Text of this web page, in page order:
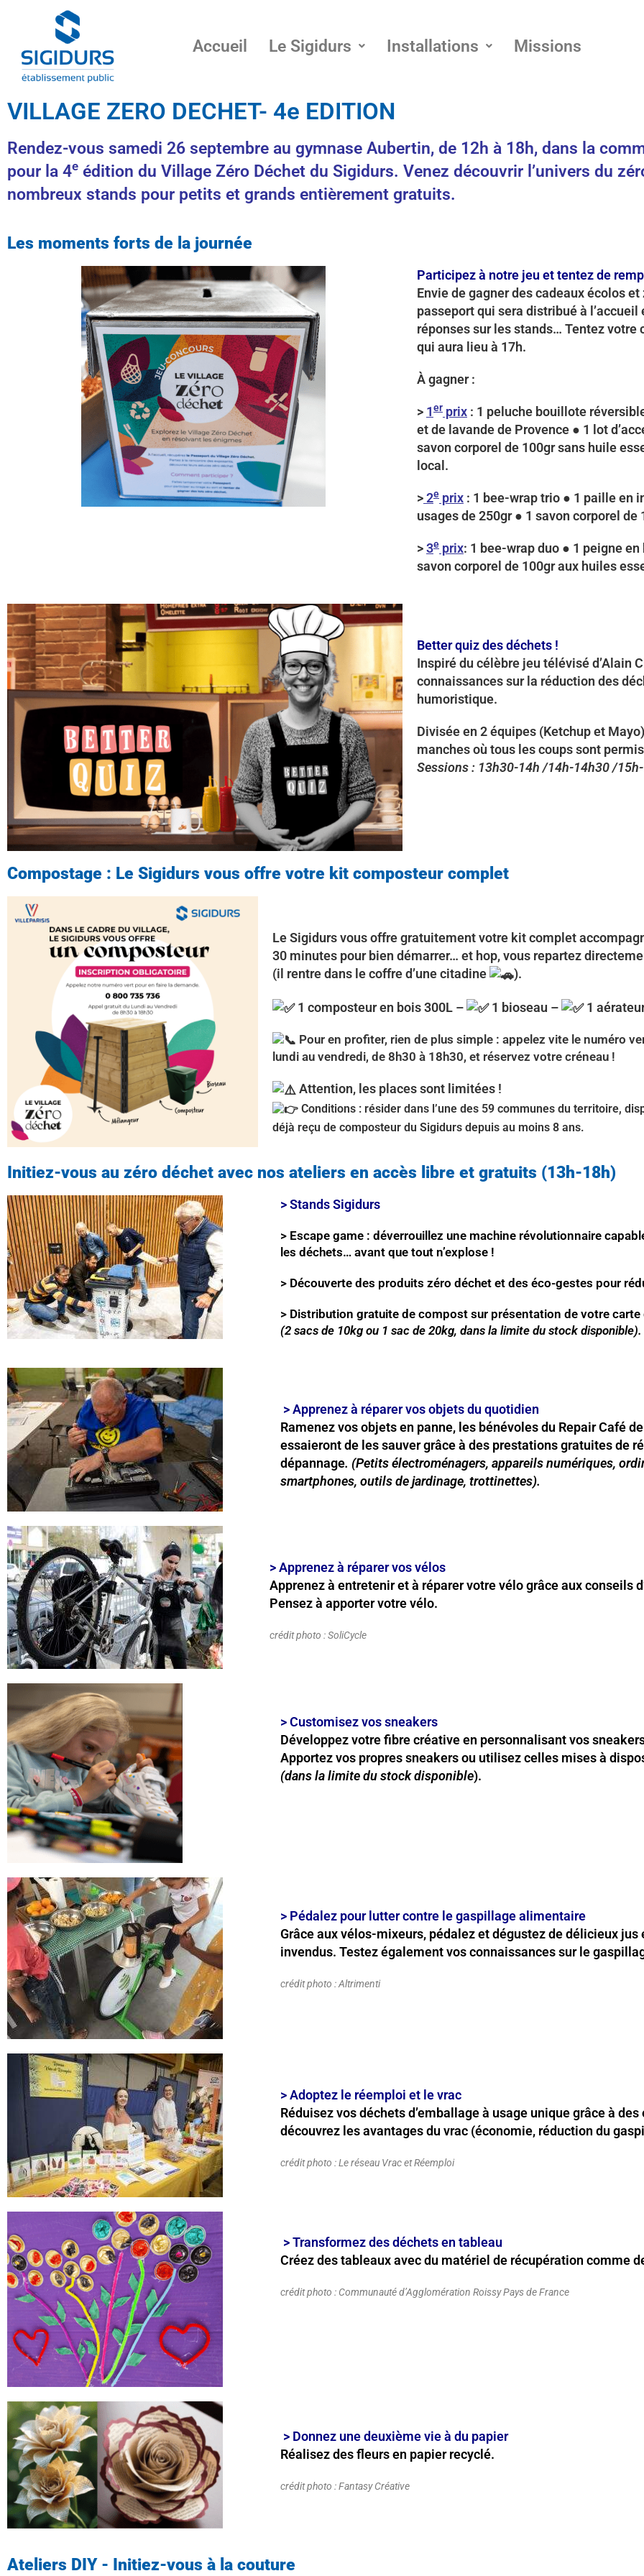
Accueil Le Sigidurs Installations Missions
VILLAGE ZERO DECHET- 4e EDITION
Rendez-vous samedi 26 septembre au gymnase Aubertin, de 12h à 18h, dans la
pour la 4e édition du Village Zéro Déchet du Sigidurs. Venez découvrir l’univers du
nombreux stands pour petits et grands entièrement gratuits.
Les moments forts de la journée
Participez à notre jeu et tentez de
Envie de gagner des cadeaux écolos
passeport qui sera distribué à
réponses sur les stands… Tentez votre
qui aura lieu à 17h.
À gagner :
> 1er prix : 1 peluche bouillote
et de lavande de Provence ● 1 lot
savon corporel de 100gr sans huile
local.
>2e prix : 1 bee-wrap trio ● 1 paille en
usages de 250gr ● 1 savon corporel
>3e prix: 1 bee-wrap duo ● 1 peigne
savon corporel de 100gr aux huiles
Better quiz des déchets !
Inspiré du célèbre jeu télévisé d’Alain
connaissances sur la réduction des
humoristique.
Divisée en 2 équipes (Ketchup et
manches où tous les coups sont
Sessions : 13h30-14h /14h-14h30 /
Compostage : Le Sigidurs vous offre votre kit composteur complet
Le Sigidurs vous offre gratuitement votre kit complet
30 minutes pour bien démarrer… et hop, vous repartez
(il rentre dans le coffre d’une citadine
).
1 composteur en bois 300L – 1 bioseau – 1
Pour en profiter, rien de plus simple : appelez vite le numéro
lundi au vendredi, de 8h30 à 18h30, et réservez votre créneau !
Attention, les places sont limitées !
Conditions : résider dans l’une des 59 communes du territoire,
déjà reçu de composteur du Sigidurs depuis au moins 8 ans.
Initiez-vous au zéro déchet avec nos ateliers en accès libre et gratuits (13h-18h)
>Stands Sigidurs
> Escape game : déverrouillez une machine révolutionnaire
les déchets… avant que tout n’explose !
> Découverte des produits zéro déchet et des éco-gestes pour
> Distribution gratuite de compost sur présentation de votre carte
(2 sacs de 10kg ou 1 sac de 20kg, dans la limite du stock disponible).
> Apprenez à réparer vos objets du quotidien
Ramenez vos objets en panne, les bénévoles du Repair Café
essaieront de les sauver grâce à des prestations gratuites de
dépannage. (Petits électroménagers, appareils numériques,
smartphones, outils de jardinage, trottinettes).
>Apprenez à réparer vosvélos
Apprenez à entretenir et à réparer votre vélo grâce aux conseils
Pensez à apporter votre vélo.
crédit photo : SoliCycle
> Customisez vos sneakers
Développez votre fibre créative en personnalisant vos
Apportez vos propres sneakers ou utilisez celles mises à
(dans la limite du stock disponible).
> Pédalez pour lutter contre le gaspillage alimentaire
Grâce aux vélos-mixeurs, pédalez et dégustez de délicieux jus
invendus. Testez également vos connaissances sur le
crédit photo :Altrimenti
>Adoptez le réemploi et le vrac
Réduisez vos déchets d’emballage à usage unique grâce à
découvrez les avantages du vrac (économie, réduction du
crédit photo :Le réseau Vrac et Réemploi
> Transformez des déchets en tableau
Créez des tableaux avec du matériel de récupération comme
crédit photo : Communauté d’Agglomération Roissy Pays de France
> Donnez une deuxième vie à du papier
Réalisez des fleurs en papier recyclé.
crédit photo : Fantasy Créative
Ateliers DIY - Initiez-vous à la couture